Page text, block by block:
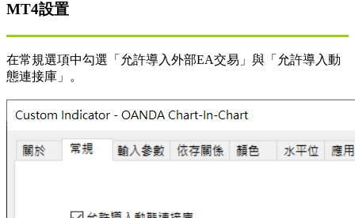
MT4設置
在常規選項中勾選「允許導入外部EA交易」與「允許導入動
態連接庫」。